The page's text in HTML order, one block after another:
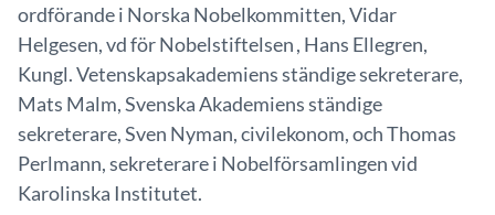
ordförande i Norska Nobelkommitten, Vidar
Helgesen, vd för Nobelstiftelsen , Hans Ellegren,
Kungl. Vetenskapsakademiens ständige sekreterare,
Mats Malm, Svenska Akademiens ständige
sekreterare, Sven Nyman, civilekonom, och Thomas
Perlmann, sekreterare i Nobelförsamlingen vid
Karolinska Institutet.